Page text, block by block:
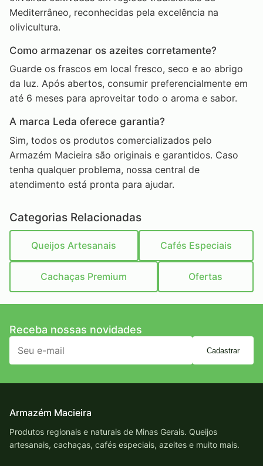
Mediterrâneo, reconhecidas pela excelência na
olivicultura.
Como armazenar os azeites corretamente?
Guarde os frascos em local fresco, seco e ao abrigo
da luz. Após abertos, consumir preferencialmente em
até 6 meses para aproveitar todo o aroma e sabor.
A marca Leda oferece garantia?
Sim, todos os produtos comercializados pelo
Armazém Macieira são originais e garantidos. Caso
tenha qualquer problema, nossa central de
atendimento está pronta para ajudar.
Categorias Relacionadas
Queijos Artesanais Cafés Especiais
Cachaças Premium Ofertas
Receba nossas novidades
Cadastrar
Armazém Macieira
Produtos regionais e naturais de Minas Gerais. Queijos
artesanais, cachaças, cafés especiais, azeites e muito mais.